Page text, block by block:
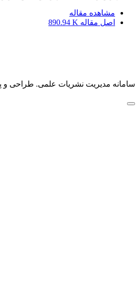
مشاهده مقاله
اصل مقاله 890.94 K
سامانه مدیریت نشریات علمی. طراحی و